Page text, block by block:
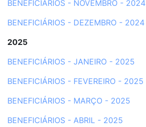
BENEFICIÁRIOS - NOVEMBRO - 2024
BENEFICIÁRIOS - DEZEMBRO - 2024
2025
BENEFICIÁRIOS - JANEIRO - 2025
BENEFICIÁRIOS - FEVEREIRO - 2025
BENEFICIÁRIOS - MARÇO - 2025
BENEFICIÁRIOS - ABRIL - 2025